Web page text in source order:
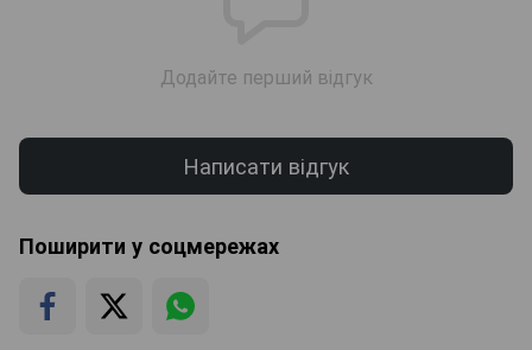
Додайте перший відгук
Написати відгук
Поширити у соцмережах